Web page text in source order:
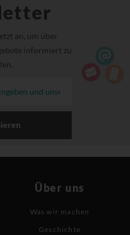
an, um über
informiert zu
Über uns
Was wir machen
Geschichte